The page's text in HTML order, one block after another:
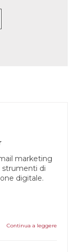
marketing
strumenti di
digitale.
Continua a leggere